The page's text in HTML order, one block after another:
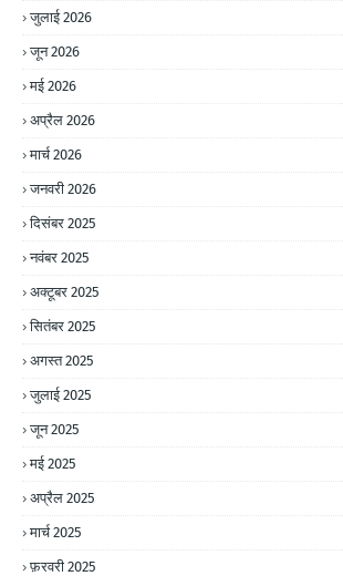
जुलाई 2026
जून 2026
मई 2026
अप्रैल 2026
मार्च 2026
जनवरी 2026
दिसंबर 2025
नवंबर 2025
अक्टूबर 2025
सितंबर 2025
अगस्त 2025
जुलाई 2025
जून 2025
मई 2025
अप्रैल 2025
मार्च 2025
फ़रवरी 2025